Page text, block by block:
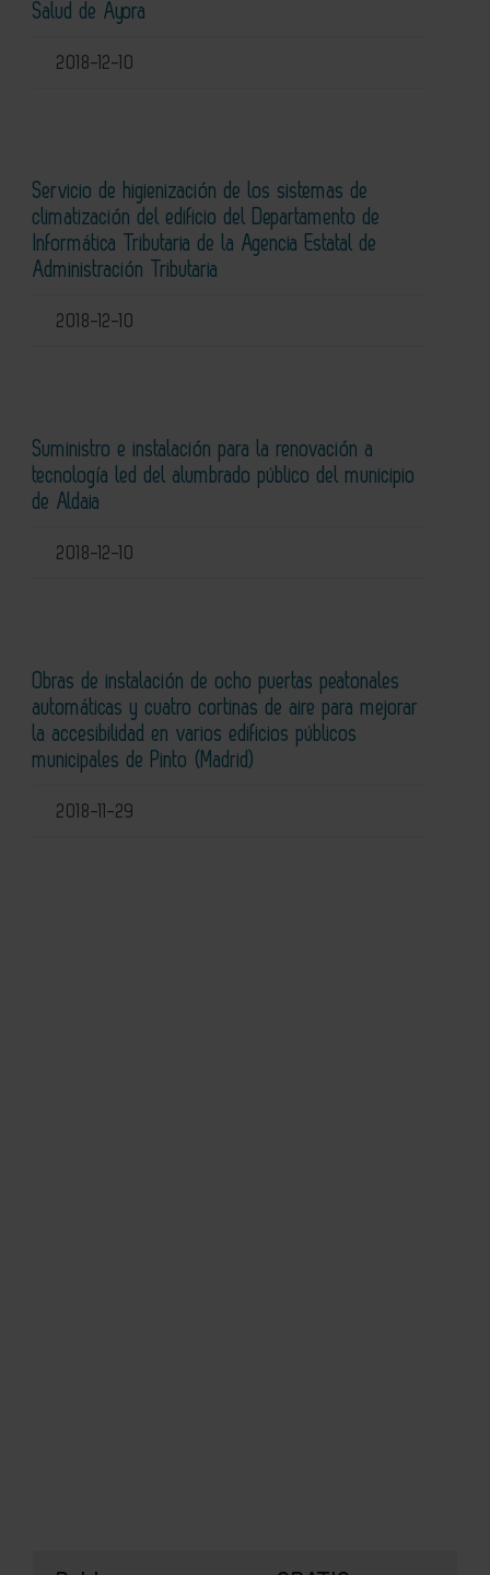
Salud de Ayora
2018-12-10
Servicio de higienización de los sistemas de
climatización del edificio del Departamento de
Informática Tributaria de la Agencia Estatal de
Administración Tributaria
2018-12-10
Suministro e instalación para la renovación a
tecnología led del alumbrado público del municipio
de Aldaia
2018-12-10
Obras de instalación de ocho puertas peatonales
automáticas y cuatro cortinas de aire para mejorar
la accesibilidad en varios edificios públicos
municipales de Pinto (Madrid)
2018-11-29